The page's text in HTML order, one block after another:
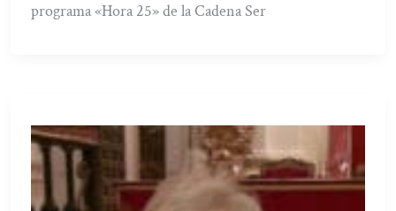
programa «Hora 25» de la Cadena Ser